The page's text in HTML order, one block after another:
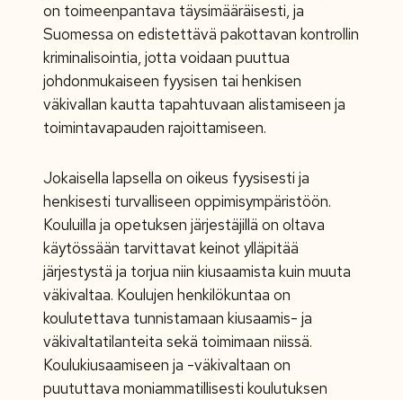
on toimeenpantava täysimääräisesti, ja
Suomessa on edistettävä pakottavan kontrollin
kriminalisointia, jotta voidaan puuttua
johdonmukaiseen fyysisen tai henkisen
väkivallan kautta tapahtuvaan alistamiseen ja
toimintavapauden rajoittamiseen.
Jokaisella lapsella on oikeus fyysisesti ja
henkisesti turvalliseen oppimisympäristöön.
Kouluilla ja opetuksen järjestäjillä on oltava
käytössään tarvittavat keinot ylläpitää
järjestystä ja torjua niin kiusaamista kuin muuta
väkivaltaa. Koulujen henkilökuntaa on
koulutettava tunnistamaan kiusaamis- ja
väkivaltatilanteita sekä toimimaan niissä.
Koulukiusaamiseen ja -väkivaltaan on
puututtava moniammatillisesti koulutuksen